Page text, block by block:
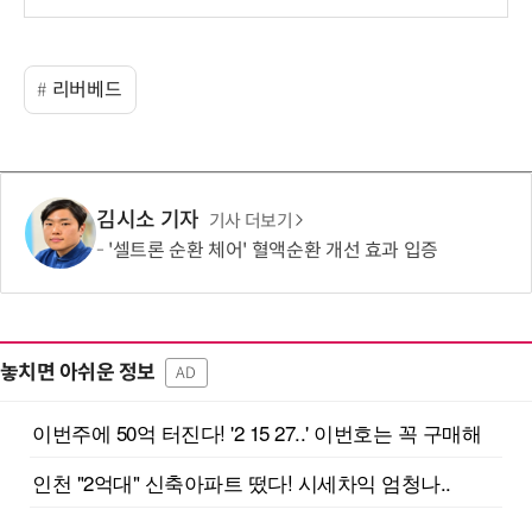
리버베드
김시소 기자 기사 더보기
'셀트론 순환 체어' 혈액순환 개선 효과 입증
놓치면 아쉬운 정보 AD